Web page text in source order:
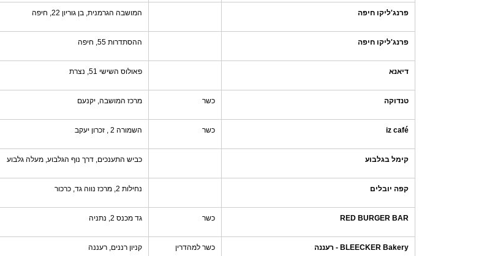
פרנג'ליקו חיפה המושבה הגרמנית, בן גוריון 22, חיפה
פרנג'ליקו חיפה ההסתדרות 55, חיפה
דיאנא פאולוס השישי 51, נצרת
טנדוקה כשר מרכז המושבה, יקנעם
iz café כשר השמורה 2 , זכרון יעקב
קימל בגלבוע כביש התענכים, דרך נוף הגלבוע, מעלה גלבוע
קפה יובלים נחילות 2, מרכז נווה גד, כרכור
RED BURGER BAR כשר גד מכנס 2, נתניה
BLEECKER Bakery - רעננה כשר למהדרין קניון רננים, רעננה